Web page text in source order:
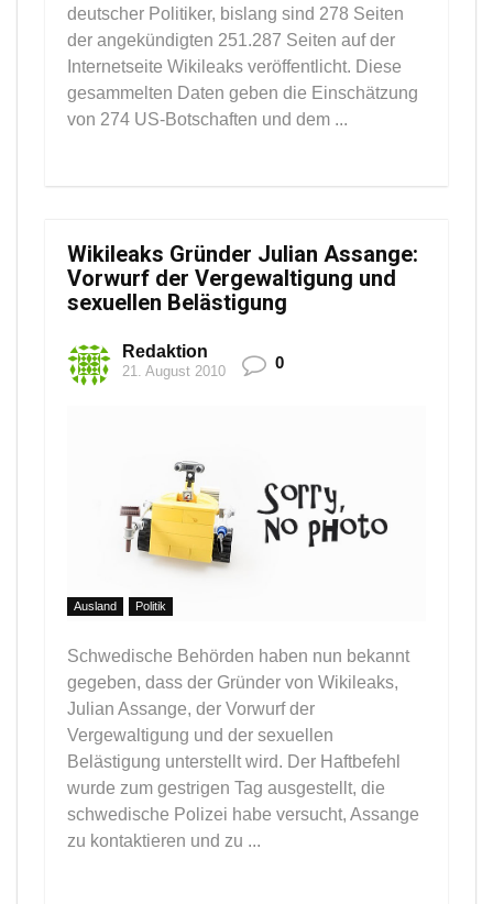
deutscher Politiker, bislang sind 278 Seiten
der angekündigten 251.287 Seiten auf der
Internetseite Wikileaks veröffentlicht. Diese
gesammelten Daten geben die Einschätzung
von 274 US-Botschaften und dem ...
Wikileaks Gründer Julian Assange:
Vorwurf der Vergewaltigung und
sexuellen Belästigung
Redaktion
21. August 2010 0
Ausland Politik
Schwedische Behörden haben nun bekannt
gegeben, dass der Gründer von Wikileaks,
Julian Assange, der Vorwurf der
Vergewaltigung und der sexuellen
Belästigung unterstellt wird. Der Haftbefehl
wurde zum gestrigen Tag ausgestellt, die
schwedische Polizei habe versucht, Assange
zu kontaktieren und zu ...